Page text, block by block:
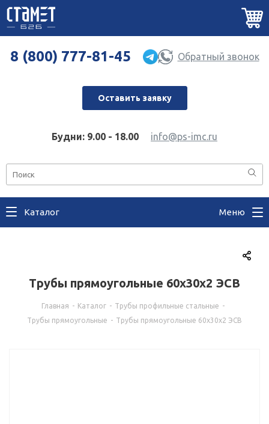
8 (800) 777-81-45 Обратный звонок
Оставить заявку
Будни: 9.00 - 18.00 info@ps-imc.ru
Каталог Меню
Трубы прямоугольные 60х30х2 ЭСВ
Главная - Каталог - Трубы профильные стальные -
Трубы прямоугольные - Трубы прямоугольные 60х30х2 ЭСВ